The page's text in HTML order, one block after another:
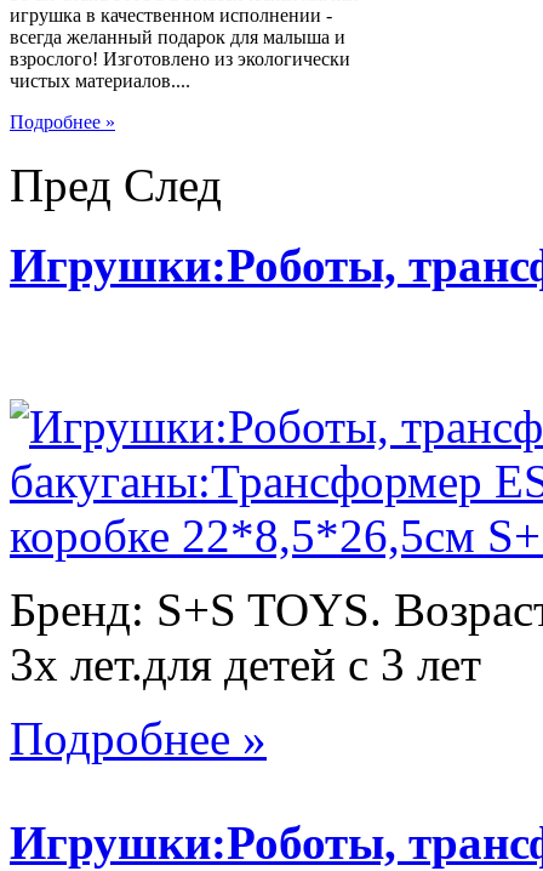
игрушка в качественном исполнении -
всегда желанный подарок для малыша и
взрослого! Изготовлено из экологически
чистых материалов....
Подробнее »
Пред След
Игрушки:Роботы,
Бренд: S+S TOYS.
3х лет.для детей с 3 лет
Подробнее »
Игрушки:Роботы,